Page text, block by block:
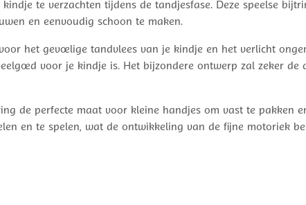
te verzachten tijdens de tandjesfase. Deze speelse
en eenvoudig schoon te maken.
het gevoelige tandvlees van je kindje en het verlicht
voor je kindje is. Het bijzondere ontwerp zal zeker de
de perfecte maat voor kleine handjes om vast te pakken
en te spelen, wat de ontwikkeling van de fijne motoriek